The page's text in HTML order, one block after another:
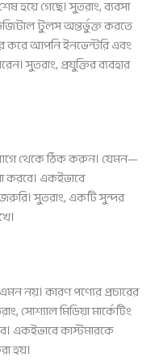
হয়ে গেছে। সুতরাং, ব্যবসা
টুলস অন্তর্ভুক্ত করতে
করে আপনি ইনভেন্টরি এবং
সুতরাং, প্রযুক্তির ব্যবহার
আগে থেকে ঠিক করুন। যেমন—
করবে। একইভাবে
জরুরি। সুতরাং, একটি সুন্দর
নয়। কারণ পণ্যের প্রচারের
সোশ্যাল মিডিয়া মার্কেটিং
একইভাবে কাস্টমারকে
হয়।